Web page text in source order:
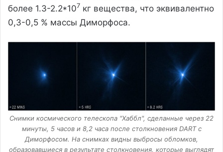
более 1.3-2.2*107 кг вещества, что эквивалентно
0,3-0,5 % массы Диморфоса.
Снимки космического телескопа "Хаббл", сделанные через 22
минуты, 5 часов и 8,2 часа после столкновения DART с
Диморфосом. На снимках видны выбросы обломков,
образовавшиеся в результате столкновения, которые выглядят